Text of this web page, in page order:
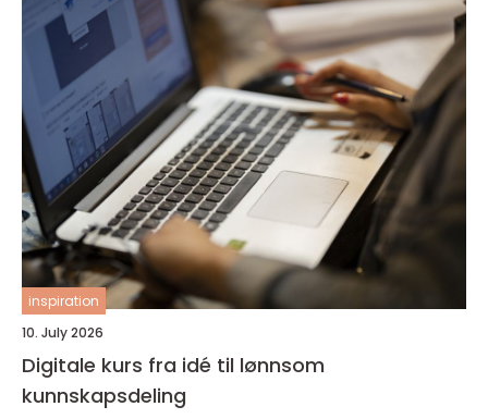
inspiration
10. July 2026
Digitale kurs fra idé til lønnsom
kunnskapsdeling